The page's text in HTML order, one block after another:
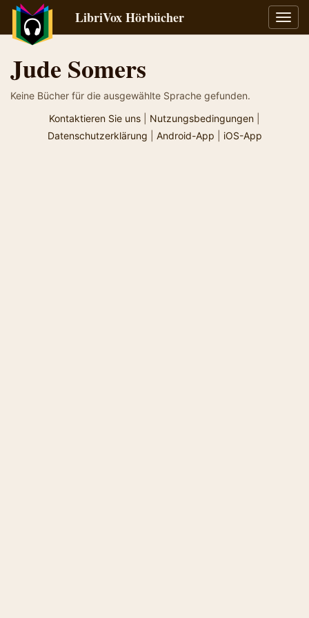
LibriVox Hörbücher
Jude Somers
Keine Bücher für die ausgewählte Sprache gefunden.
Kontaktieren Sie uns
Nutzungsbedingungen
Datenschutzerklärung
Android-App iOS-App